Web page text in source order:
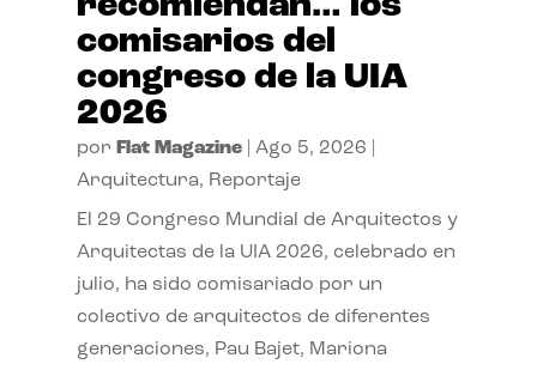
comisarios del
congreso de la UIA
2026
por Flat Magazine| Ago 5, 2026
Arquitectura, Reportaje
El 29 Congreso Mundial de Arquitectos y
Arquitectas de la UIA 2026, celebrado en
julio, ha sido comisariado por un
colectivo de arquitectos de diferentes
generaciones, Pau Bajet, Mariona